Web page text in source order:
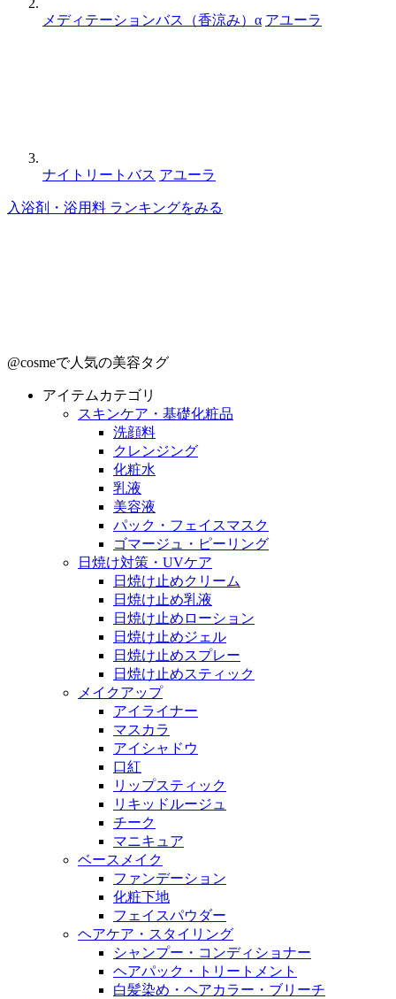
メディテーションバス（香涼み）α アユーラ
ナイトリートバス アユーラ
入浴剤・浴用料 ランキングをみる
@cosmeで人気の美容タグ
アイテムカテゴリ
スキンケア・基礎化粧品
洗顔料
クレンジング
化粧水
乳液
美容液
パック・フェイスマスク
ゴマージュ・ピーリング
日焼け対策・UVケア
日焼け止めクリーム
日焼け止め乳液
日焼け止めローション
日焼け止めジェル
日焼け止めスプレー
日焼け止めスティック
メイクアップ
アイライナー
マスカラ
アイシャドウ
口紅
リップスティック
リキッドルージュ
チーク
マニキュア
ベースメイク
ファンデーション
化粧下地
フェイスパウダー
ヘアケア・スタイリング
シャンプー・コンディショナー
ヘアパック・トリートメント
白髪染め・ヘアカラー・ブリーチ